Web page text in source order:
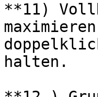
**11)
halten.